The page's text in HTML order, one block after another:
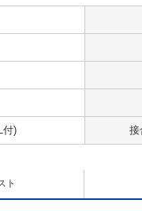
付) 接
ト